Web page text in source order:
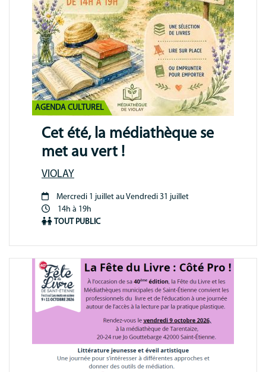
AGENDA CULTUREL
Cet été, la médiathèque se
met au vert !
VIOLAY
Période
animation
Mercredi 1 juillet au Vendredi 31 juillet
14h à 19h
TOUT PUBLIC